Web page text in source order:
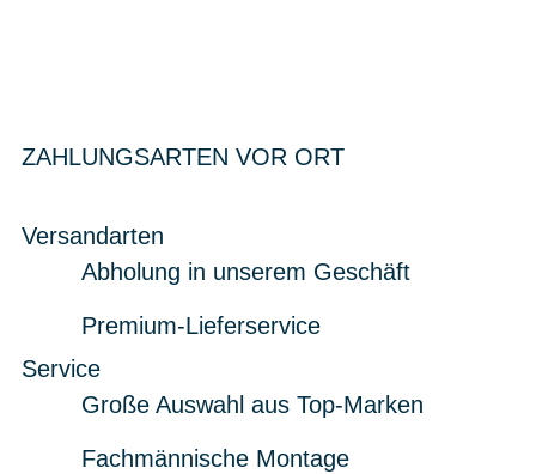
ZAHLUNGSARTEN VOR ORT
Versandarten
Abholung in unserem Geschäft
Premium-Lieferservice
Service
Große Auswahl aus Top-Marken
Fachmännische Montage